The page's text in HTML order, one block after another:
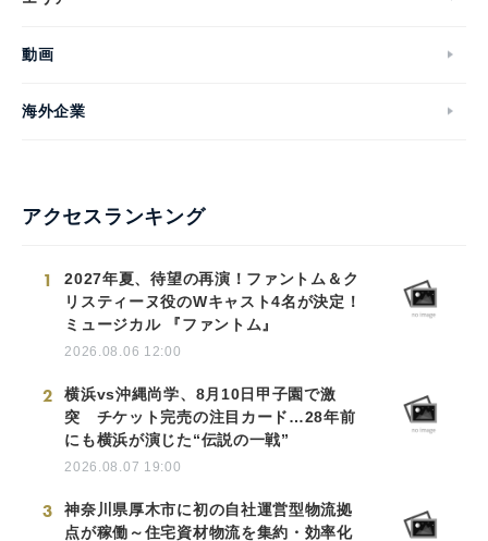
動画
海外企業
アクセスランキング
1
2027年夏、待望の再演！ファントム＆ク
リスティーヌ役のWキャスト4名が決定！
ミュージカル 『ファントム』
2026.08.06 12:00
2
横浜vs沖縄尚学、8月10日甲子園で激
突 チケット完売の注目カード…28年前
にも横浜が演じた“伝説の一戦”
2026.08.07 19:00
3
神奈川県厚木市に初の自社運営型物流拠
点が稼働～住宅資材物流を集約・効率化